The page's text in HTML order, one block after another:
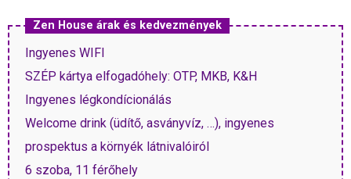
Zen House árak és kedvezmények
Ingyenes WIFI
SZÉP kártya elfogadóhely: OTP, MKB, K&H
Ingyenes légkondícionálás
Welcome drink (üdítő, asványvíz, …), ingyenes
prospektus a környék látnivalóiról
6 szoba, 11 férőhely